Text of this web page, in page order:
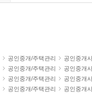
공인중개/주택관리
공인중개
공인중개/주택관리
공인중개
공인중개/주택관리
공인중개
공인중개/주택관리 공인중개